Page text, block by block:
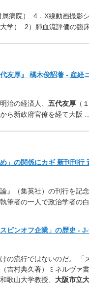
属病院）. 4．X線動画撮影
学）. 2）肺血流評価の臨
友厚』 橘木俊詔著 - 産経
治の経済人、 五代友厚 （
ら新政府官僚を経て大阪 …
」の関係にカギ 新刊刊
』（集英社）の刊行を記念
筆者の一人で政治学者の
ピンオフ企業」の歴史 -
の流行ではないのだ。
吉村典久著）ミネルヴァ
歌山大学教授、 大阪市立